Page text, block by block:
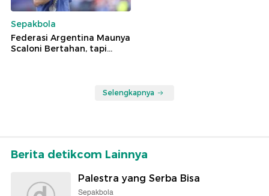
Sepakbola
Federasi Argentina Maunya
Scaloni Bertahan, tapi...
Selengkapnya
Berita detikcom Lainnya
Palestra yang Serba Bisa
Sepakbola